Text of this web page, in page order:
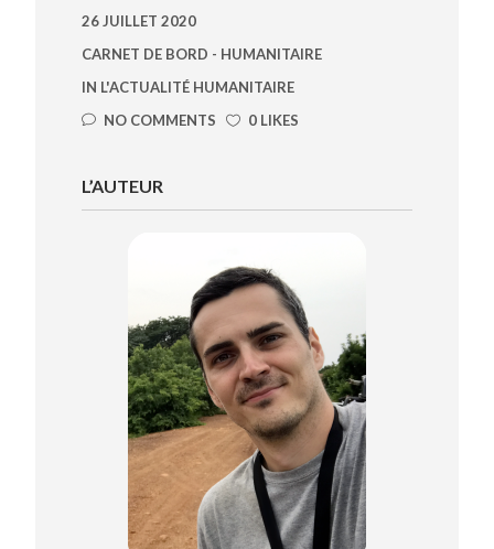
26 JUILLET 2020
CARNET DE BORD - HUMANITAIRE
IN L'ACTUALITÉ HUMANITAIRE
NO COMMENTS
0 LIKES
L’AUTEUR